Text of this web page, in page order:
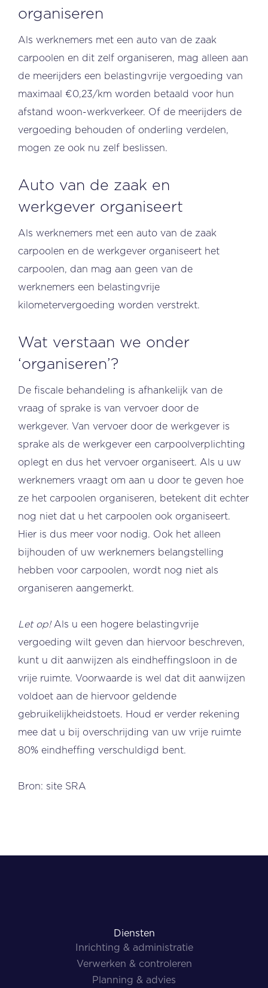
organiseren
Als werknemers met een auto van de zaak
carpoolen en dit zelf organiseren, mag alleen aan
de meerijders een belastingvrije vergoeding van
maximaal €0,23/km worden betaald voor hun
afstand woon-werkverkeer. Of de meerijders de
vergoeding behouden of onderling verdelen,
mogen ze ook nu zelf beslissen.
Auto van de zaak en
werkgever organiseert
Als werknemers met een auto van de zaak
carpoolen en de werkgever organiseert het
carpoolen, dan mag aan geen van de
werknemers een belastingvrije
kilometervergoeding worden verstrekt.
Wat verstaan we onder
‘organiseren’?
De fiscale behandeling is afhankelijk van de
vraag of sprake is van vervoer door de
werkgever. Van vervoer door de werkgever is
sprake als de werkgever een carpoolverplichting
oplegt en dus het vervoer organiseert. Als u uw
werknemers vraagt om aan u door te geven hoe
ze het carpoolen organiseren, betekent dit echter
nog niet dat u het carpoolen ook organiseert.
Hier is dus meer voor nodig. Ook het alleen
bijhouden of uw werknemers belangstelling
hebben voor carpoolen, wordt nog niet als
organiseren aangemerkt.
Let op!Als u een hogere belastingvrije
vergoeding wilt geven dan hiervoor beschreven,
kunt u dit aanwijzen als eindheffingsloon in de
vrije ruimte. Voorwaarde is wel dat dit aanwijzen
voldoet aan de hiervoor geldende
gebruikelijkheidstoets. Houd er verder rekening
mee dat u bij overschrijding van uw vrije ruimte
80% eindheffing verschuldigd bent.
Bron: site SRA
Diensten
Inrichting & administratie
Verwerken & controleren
Planning & advies